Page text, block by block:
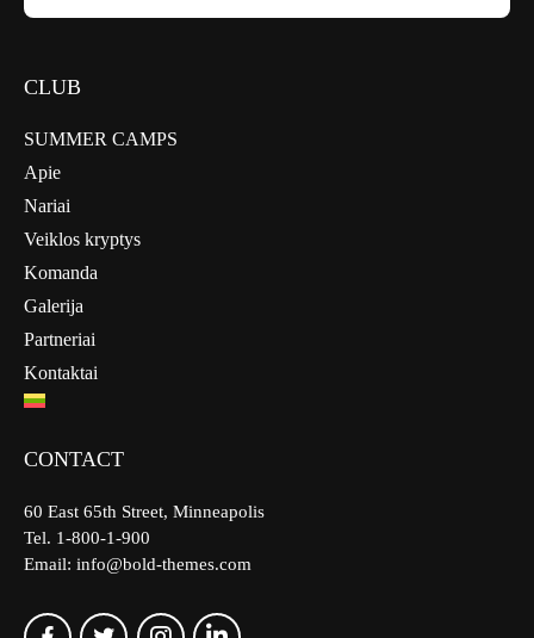
CLUB
SUMMER CAMPS
Apie
Nariai
Veiklos kryptys
Komanda
Galerija
Partneriai
Kontaktai
CONTACT
60 East 65th Street, Minneapolis
Tel. 1-800-1-900
Email: info@bold-themes.com